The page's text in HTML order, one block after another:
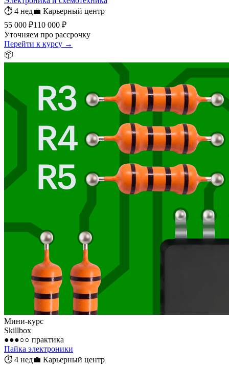
⏱ 4 нед💼 Карьерный центр
55 000 ₽110 000 ₽
Уточняем про рассрочку
Перейти к курсу →
📦
Мини-курс
Skillbox
●●●○○ практика
Пайка электроники
⏱ 4 нед💼 Карьерный центр